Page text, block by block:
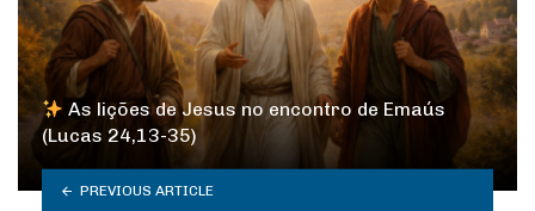
As lições de Jesus no encontro de Emaús
(Lucas 24,13-35)
PREVIOUS ARTICLE